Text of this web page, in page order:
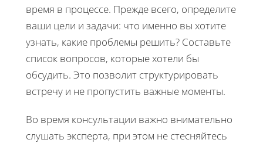
время в процессе. Прежде всего, определите
ваши цели и задачи: что именно вы хотите
узнать, какие проблемы решить? Составьте
список вопросов, которые хотели бы
обсудить. Это позволит структурировать
встречу и не пропустить важные моменты.
Во время консультации важно внимательно
слушать эксперта, при этом не стесняйтесь